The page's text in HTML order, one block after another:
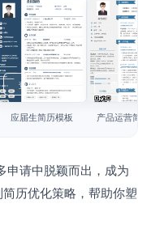
查看模板
应届生简历模板
查看模板
产品运营简
申请中脱颖而出，成为
历优化策略，帮助你塑